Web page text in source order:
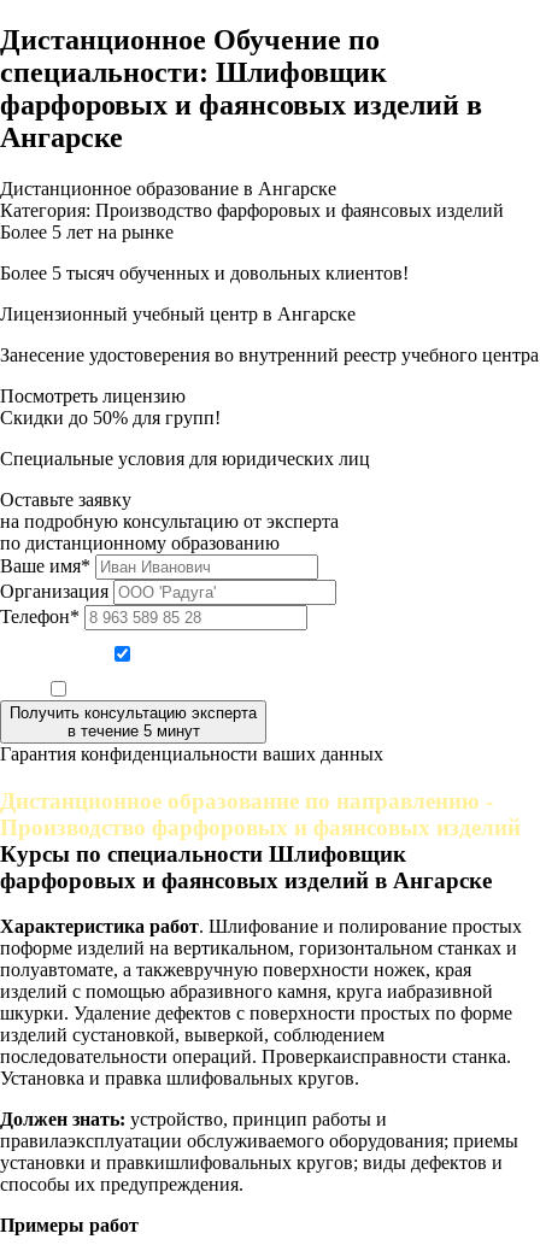
Дистанционное Обучение по
специальности: Шлифовщик
фарфоровых и фаянсовых изделий в
Ангарске
Дистанционное образование в Ангарске
Категория: Производство фарфоровых и фаянсовых изделий
Более 5 лет на рынке
Более 5 тысяч обученных и довольных клиентов!
Лицензионный учебный центр в Ангарске
Занесение удостоверения во внутренний реестр учебного центра
Посмотреть лицензию
Скидки до 50% для групп!
Специальные условия для юридических лиц
Оставьте заявку
на подробную консультацию от эксперта
по дистанционному образованию
Ваше имя*
Организация
Телефон*
Получить консультацию эксперта
в течение 5 минут
Гарантия конфиденциальности ваших данных
Дистанционное образование по направлению -
Производство фарфоровых и фаянсовых изделий
Курсы по специальности Шлифовщик
фарфоровых и фаянсовых изделий в Ангарске
Характеристика работ. Шлифование и полирование простых
поформе изделий на вертикальном, горизонтальном станках и
полуавтомате, а такжевручную поверхности ножек, края
изделий с помощью абразивного камня, круга иабразивной
шкурки. Удаление дефектов с поверхности простых по форме
изделий сустановкой, выверкой, соблюдением
последовательности операций. Проверкаисправности станка.
Установка и правка шлифовальных кругов.
Должен знать: устройство, принцип работы и
правилаэксплуатации обслуживаемого оборудования; приемы
установки и правкишлифовальных кругов; виды дефектов и
способы их предупреждения.
Примеры работ